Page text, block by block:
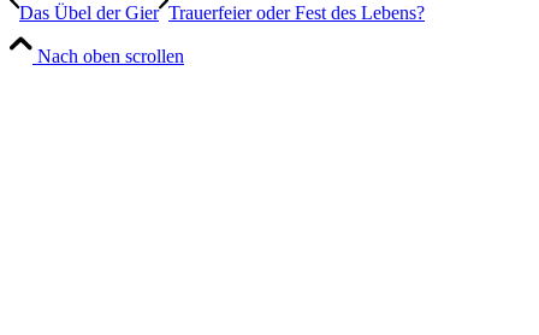
Das Übel der Gier Trauerfeier oder Fest des Lebens?
Nach oben scrollen